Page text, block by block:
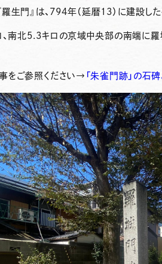
羅生門』は、794年（延暦13）に建設し
南北5.3キロの京域中央部の南端に羅
をご参照ください→ 「朱雀門跡」の石